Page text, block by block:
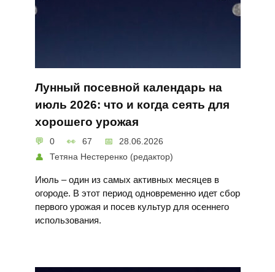
Лунный посевной календарь на
июль 2026: что и когда сеять для
хорошего урожая
0 67
28.06.2026
Тетяна Нестеренко (редактор)
Июль – один из самых активных месяцев в
огороде. В этот период одновременно идет сбор
первого урожая и посев культур для осеннего
использования.